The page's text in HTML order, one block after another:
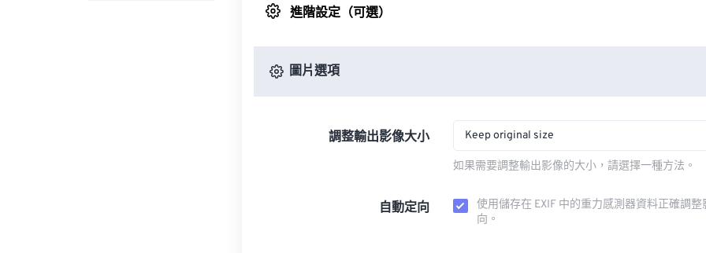
進階設定（可選）
圖片選項
調整輸出影像大小 Keep original size
如果需要調整輸出影像的大小，請選擇一種方法。
自動定向
使用儲存在 EXIF 中的重力感測器資料正確調整
向。